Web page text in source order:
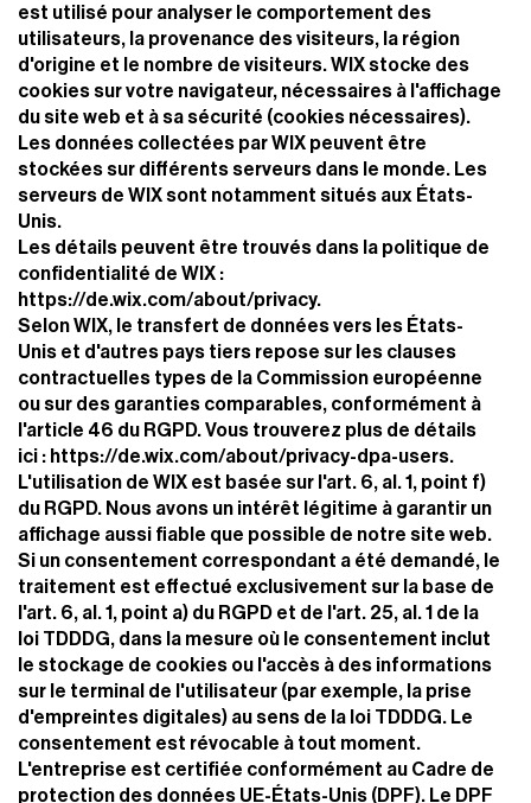
est utilisé pour analyser le comportement des
utilisateurs, la provenance des visiteurs, la région
d'origine et le nombre de visiteurs. WIX stocke des
cookies sur votre navigateur, nécessaires à l'affichage
du site web et à sa sécurité (cookies nécessaires).
Les données collectées par WIX peuvent être
stockées sur différents serveurs dans le monde. Les
serveurs de WIX sont notamment situés aux États-
Unis.
Les détails peuvent être trouvés dans la politique de
confidentialité de WIX :
https://de.wix.com/about/privacy.
Selon WIX, le transfert de données vers les États-
Unis et d'autres pays tiers repose sur les clauses
contractuelles types de la Commission européenne
ou sur des garanties comparables, conformément à
l'article 46 du RGPD. Vous trouverez plus de détails
ici : https://de.wix.com/about/privacy-dpa-users.
L'utilisation de WIX est basée sur l'art. 6, al. 1, point f)
du RGPD. Nous avons un intérêt légitime à garantir un
affichage aussi fiable que possible de notre site web.
Si un consentement correspondant a été demandé, le
traitement est effectué exclusivement sur la base de
l'art. 6, al. 1, point a) du RGPD et de l'art. 25, al. 1 de la
loi TDDDG, dans la mesure où le consentement inclut
le stockage de cookies ou l'accès à des informations
sur le terminal de l'utilisateur (par exemple, la prise
d'empreintes digitales) au sens de la loi TDDDG. Le
consentement est révocable à tout moment.
L'entreprise est certifiée conformément au Cadre de
protection des données UE-États-Unis (DPF). Le DPF